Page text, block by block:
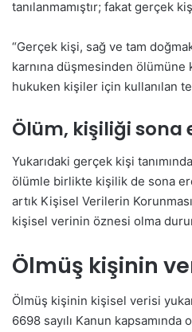
tanılanmamıştır; fakat gerçek
“Gerçek kişi, sağ ve tam
karnına düşmesinden
hukuken kişiler için kullanılan
Ölüm, kişiliği sona
Yukarıdaki gerçek kişi
ölümle birlikte kişilik de sona
artık Kişisel Verilerin
kişisel verinin öznesi olma
Ölmüş kişinin
Ölmüş kişinin kişisel verisi
6698 sayılı Kanun kapsamında